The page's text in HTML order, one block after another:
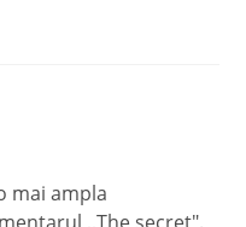
mai ampla